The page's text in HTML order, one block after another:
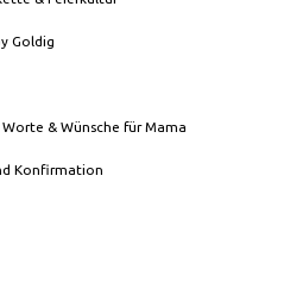
Goldig
& Wünsche für Mama
Konfirmation